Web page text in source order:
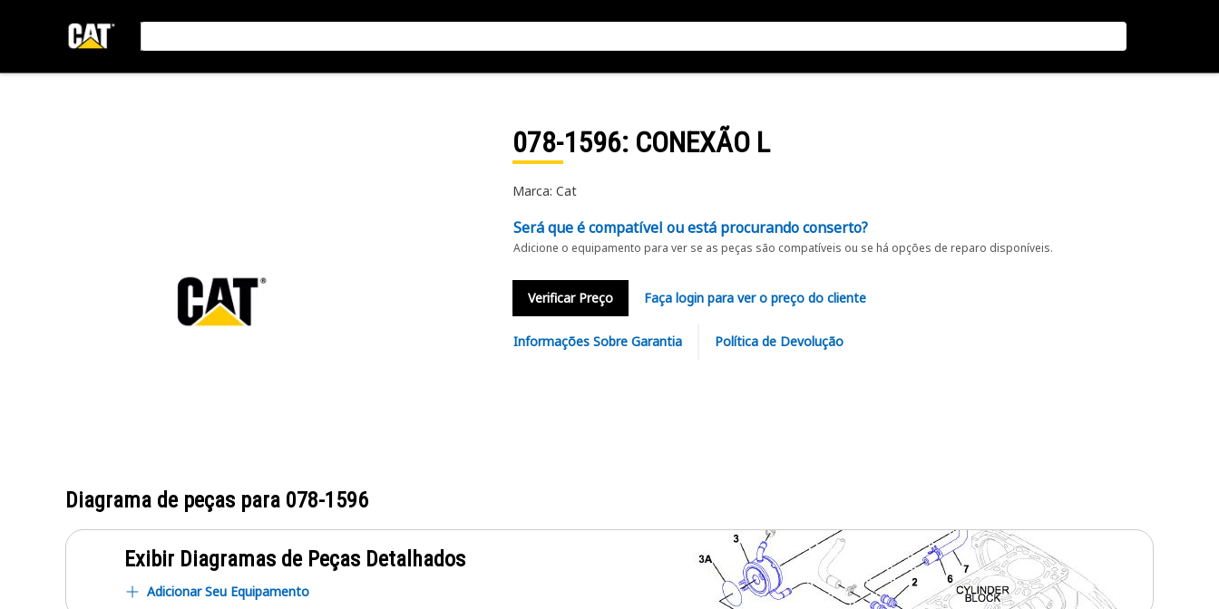
078-1596: CONEXÃO L
Marca: Cat
Será que é compatível ou está procurando conserto?
Adicione o equipamento para ver se as peças são compatíveis ou se há opções de reparo disponíveis.
Verificar Preço Faça login para ver o preço do cliente
Informações Sobre Garantia Política de Devolução
Diagrama de peças para 078-1596
Exibir Diagramas de Peças Detalhados
Adicionar Seu Equipamento